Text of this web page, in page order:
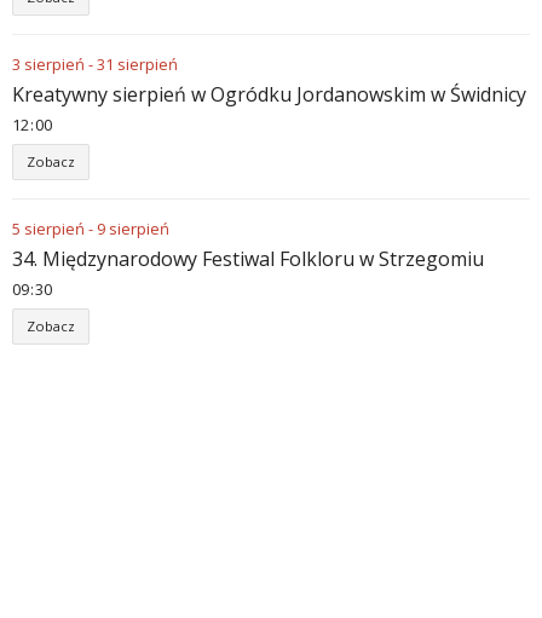
3 sierpień -31 sierpień
Kreatywny sierpień w Ogródku Jordanowskim w Świdnicy
12:00
Zobacz
5 sierpień - 9 sierpień
34. Międzynarodowy Festiwal Folkloru w Strzegomiu
09:30
Zobacz